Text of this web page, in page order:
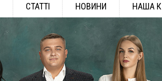
СТАТТІ НОВИНИ НАША